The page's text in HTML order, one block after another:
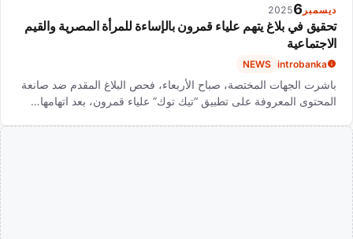
ديسمبر 6
2025
تحقيق في بلاغ يتهم علياء قمرون بالإساءة للمرأة المصرية والقيم
الاجتماعية
introbanka
NEWS
باشرت الجهات المختصة، صباح الأربعاء، فحص البلاغ المقدم ضد صانعة
المحتوى المعروفة على تطبيق “تيك توك” علياء قمرون، بعد اتهامها…